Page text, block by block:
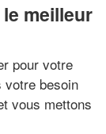
meilleur
pour votre
votre besoin
vous mettons